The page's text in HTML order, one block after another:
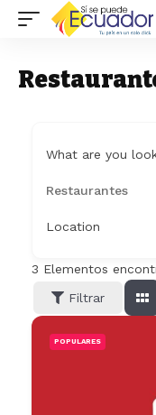
What are you
Restaurantes
Location
3 Elementos
Filtrar
POPULARES